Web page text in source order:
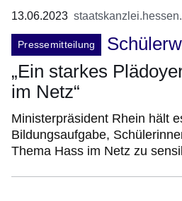
13.06.2023
Pressemitteilung
„Ein starkes
im Netz“
Ministerpräsident Rhein hält
Bildungsaufgabe,
Thema Hass im Netz zu